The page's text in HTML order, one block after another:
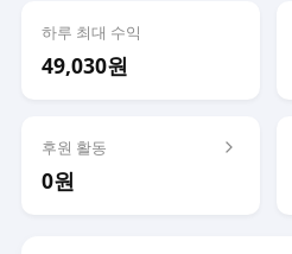
하루 최대 수익
49,030원
후원 활동
0원